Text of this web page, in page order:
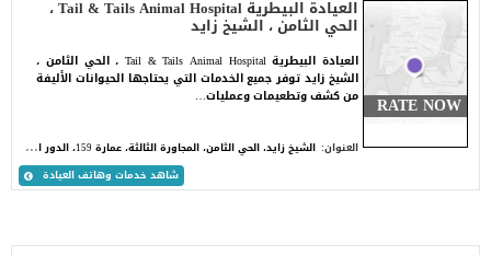
شاهد خدمات وهاتف العيادة
RATE NOW
العيادة البيطرية Tail & Tails Animal Hospital ،
الحي الثامن ، الشيخ زايد
العيادة البيطرية Tail & Tails Animal Hospital ، الحي الثامن ،
الشيخ زايد توفر جميع الخدمات التي يحتاجها الحيوانات الأليفة
من كشف وتطعيمات وعمليات…
العنوان: الشيخ زايد، الحي الثامن، المجاورة الثالثة، عمارة 159، الدور الأول، شقة 1